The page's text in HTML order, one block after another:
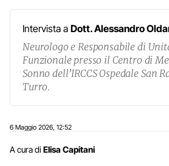
Intervista a Dott. Alessandro
Neurologo e Responsabile di
Funzionale presso il Centro di
Sonno dell’IRCCS Ospedale San
Turro.
6 Maggio 2026 12:52
A cura di Elisa Capitani